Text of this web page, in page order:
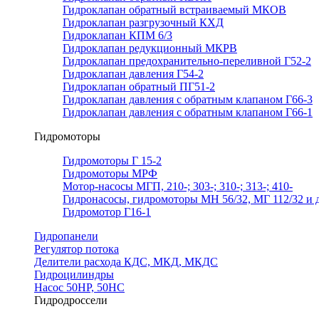
Гидроклапан обратный встраиваемый МКОВ
Гидроклапан разгрузочный КХД
Гидроклапан КПМ 6/3
Гидроклапан редукционный МКРВ
Гидроклапан предохранительно-переливной Г52-2
Гидроклапан давления Г54-2
Гидроклапан обратный ПГ51-2
Гидроклапан давления с обратным клапаном Г66-3
Гидроклапан давления с обратным клапаном Г66-1
Гидромоторы
Гидромоторы Г 15-2
Гидромоторы МРФ
Мотор-насосы МГП, 210-; 303-; 310-; 313-; 410-
Гидронасосы, гидромоторы МН 56/32, МГ 112/32 и
Гидромотор Г16-1
Гидропанели
Регулятор потока
Делители расхода КДС, МКД, МКДС
Гидроцилиндры
Насос 50НР, 50НС
Гидродроссели